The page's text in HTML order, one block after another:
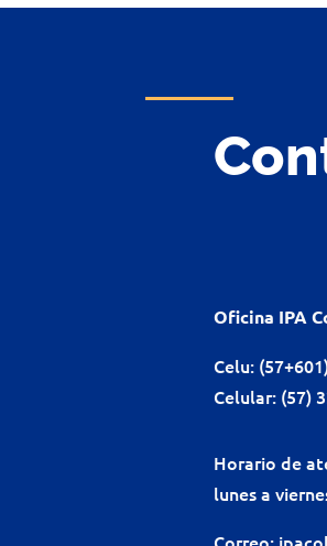
Oficina IPA
Celu:
Celular: (57)
Horario de
lunes a